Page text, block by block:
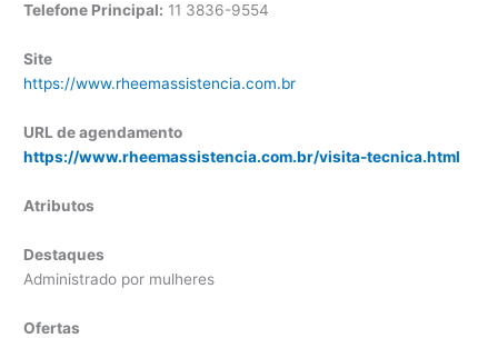
Telefone Principal: 11 3836-9554
Site
https://www.rheemassistencia.com.br
URL de agendamento
https://www.rheemassistencia.com.br/visita-tecnica.html
Atributos
Destaques
Administrado por mulheres
Ofertas